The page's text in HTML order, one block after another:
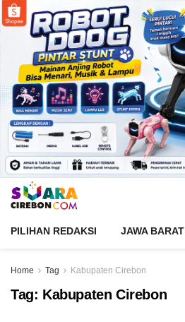
PILIHAN REDAKSI JAWA BARAT
Home Tag Kabupaten Cirebon
Tag: Kabupaten Cirebon